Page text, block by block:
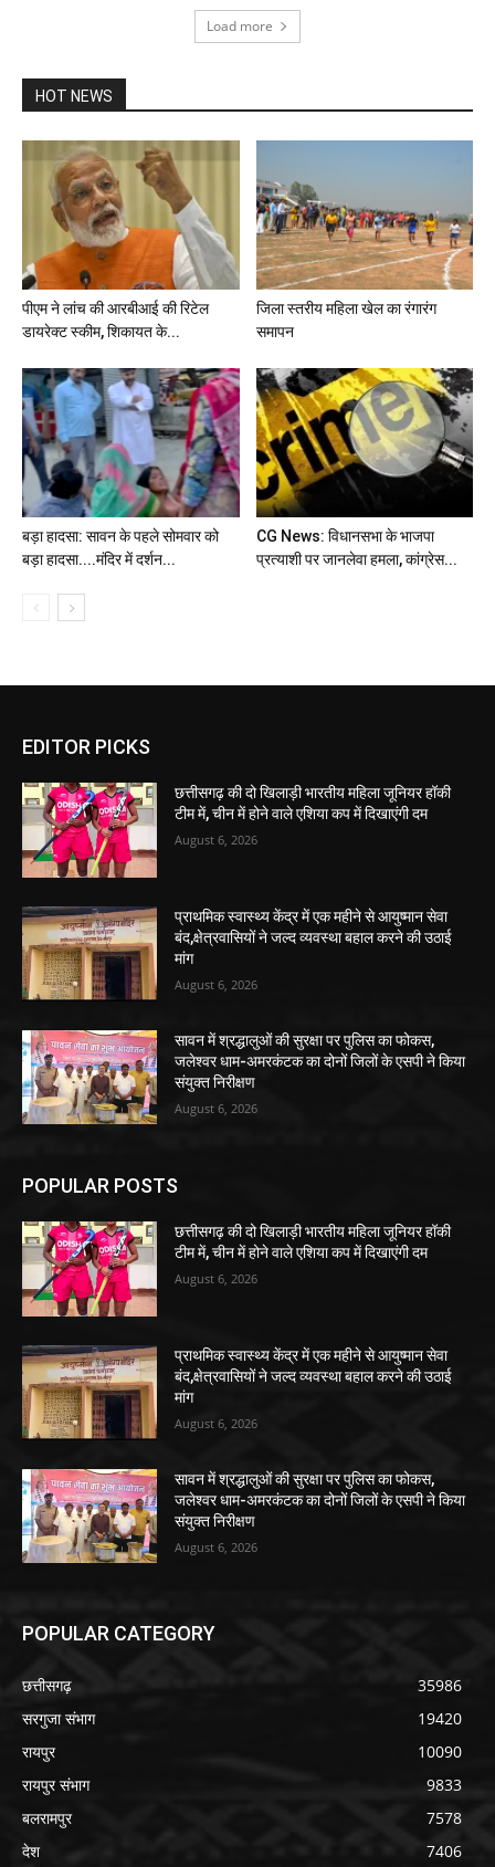
Load more
HOT NEWS
पीएम ने लांच की आरबीआई की रिटेल
डायरेक्ट स्कीम, शिकायत के...
जिला स्तरीय महिला खेल का रंगारंग
समापन
बड़ा हादसा: सावन के पहले सोमवार को
बड़ा हादसा....मंदिर में दर्शन...
CG News: विधानसभा के भाजपा
प्रत्याशी पर जानलेवा हमला, कांग्रेस...
EDITOR PICKS
छत्तीसगढ़ की दो खिलाड़ी भारतीय महिला जूनियर हॉकी
टीम में, चीन में होने वाले एशिया कप में दिखाएंगी दम
August 6, 2026
प्राथमिक स्वास्थ्य केंद्र में एक महीने से आयुष्मान सेवा
बंद,क्षेत्रवासियों ने जल्द व्यवस्था बहाल करने की उठाई
मांग
August 6, 2026
सावन में श्रद्धालुओं की सुरक्षा पर पुलिस का फोकस,
जलेश्वर धाम-अमरकंटक का दोनों जिलों के एसपी ने किया
संयुक्त निरीक्षण
August 6, 2026
POPULAR POSTS
छत्तीसगढ़ की दो खिलाड़ी भारतीय महिला जूनियर हॉकी
टीम में, चीन में होने वाले एशिया कप में दिखाएंगी दम
August 6, 2026
प्राथमिक स्वास्थ्य केंद्र में एक महीने से आयुष्मान सेवा
बंद,क्षेत्रवासियों ने जल्द व्यवस्था बहाल करने की उठाई
मांग
August 6, 2026
सावन में श्रद्धालुओं की सुरक्षा पर पुलिस का फोकस,
जलेश्वर धाम-अमरकंटक का दोनों जिलों के एसपी ने किया
संयुक्त निरीक्षण
August 6, 2026
POPULAR CATEGORY
छत्तीसगढ़
35986
सरगुजा संभाग
19420
रायपुर
10090
रायपुर संभाग
9833
बलरामपुर
7578
देश
7406